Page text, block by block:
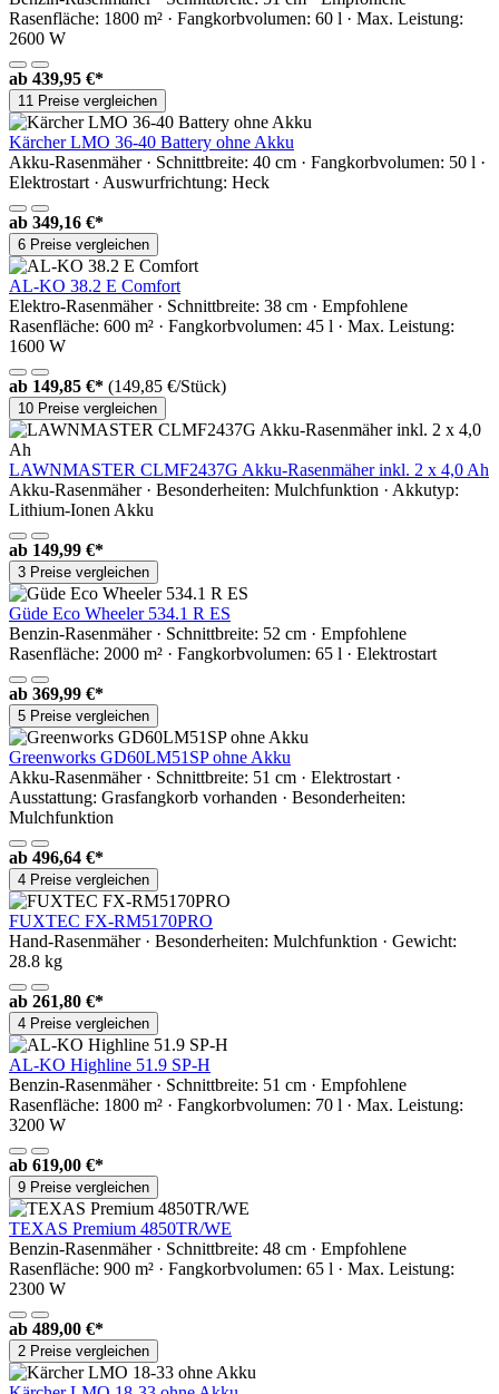
Rasenfläche: 1800 m² · Fangkorbvolumen: 60 l · Max. Leistung:
2600 W
ab 439,95 €*
11 Preise vergleichen
Kärcher LMO 36-40 Battery ohne Akku
Akku-Rasenmäher · Schnittbreite: 40 cm · Fangkorbvolumen: 50 l ·
Elektrostart · Auswurfrichtung: Heck
ab 349,16 €*
6 Preise vergleichen
AL-KO 38.2 E Comfort
Elektro-Rasenmäher · Schnittbreite: 38 cm · Empfohlene
Rasenfläche: 600 m² · Fangkorbvolumen: 45 l · Max. Leistung:
1600 W
ab 149,85 €* (149,85 €/Stück)
10 Preise vergleichen
LAWNMASTER CLMF2437G Akku-Rasenmäher inkl. 2 x 4,0 Ah
Akku-Rasenmäher · Besonderheiten: Mulchfunktion · Akkutyp:
Lithium-Ionen Akku
ab 149,99 €*
3 Preise vergleichen
Güde Eco Wheeler 534.1 R ES
Benzin-Rasenmäher · Schnittbreite: 52 cm · Empfohlene
Rasenfläche: 2000 m² · Fangkorbvolumen: 65 l · Elektrostart
ab 369,99 €*
5 Preise vergleichen
Greenworks GD60LM51SP ohne Akku
Akku-Rasenmäher · Schnittbreite: 51 cm · Elektrostart ·
Ausstattung: Grasfangkorb vorhanden · Besonderheiten:
Mulchfunktion
ab 496,64 €*
4 Preise vergleichen
FUXTEC FX-RM5170PRO
Hand-Rasenmäher · Besonderheiten: Mulchfunktion · Gewicht:
28.8 kg
ab 261,80 €*
4 Preise vergleichen
AL-KO Highline 51.9 SP-H
Benzin-Rasenmäher · Schnittbreite: 51 cm · Empfohlene
Rasenfläche: 1800 m² · Fangkorbvolumen: 70 l · Max. Leistung:
3200 W
ab 619,00 €*
9 Preise vergleichen
TEXAS Premium 4850TR/WE
Benzin-Rasenmäher · Schnittbreite: 48 cm · Empfohlene
Rasenfläche: 900 m² · Fangkorbvolumen: 65 l · Max. Leistung:
2300 W
ab 489,00 €*
2 Preise vergleichen